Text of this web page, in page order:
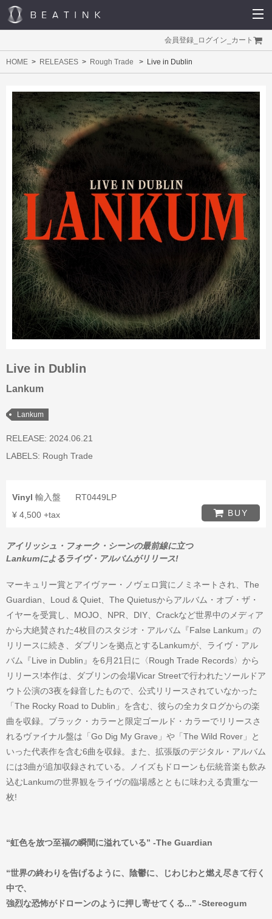
会員登録 ログイン カート
HOME RELEASES Rough Trade Live in Dublin
Live in Dublin
Lankum
Lankum
RELEASE: 2024.06.21
LABELS: Rough Trade
Vinyl 輸入盤
RT0449LP
¥ 4,500 +tax
BUY
アイリッシュ・フォーク・シーンの最前線に立つ
Lankumによるライヴ・アルバムがリリース!
マーキュリー賞とアイヴァー・ノヴェロ賞にノミネートされ、The
Guardian、Loud & Quiet、The Quietusからアルバム・オブ・ザ・
イヤーを受賞し、MOJO、NPR、DIY、Crackなど世界中のメディア
から大絶賛された4枚目のスタジオ・アルバム『False Lankum』の
リリースに続き、ダブリンを拠点とするLankumが、ライヴ・アル
バム『Live in Dublin』を6月21日に〈Rough Trade Records〉から
リリース!本作は、ダブリンの会場Vicar Streetで行われたソールドア
ウト公演の3夜を録音したもので、公式リリースされていなかった
「The Rocky Road to Dublin」を含む、彼らの全カタログからの楽
曲を収録。ブラック・カラーと限定ゴールド・カラーでリリースさ
れるヴァイナル盤は「Go Dig My Grave」や「The Wild Rover」と
いった代表作を含む6曲を収録。また、拡張版のデジタル・アルバム
には3曲が追加収録されている。ノイズもドローンも伝統音楽も飲み
込むLankumの世界観をライヴの臨場感とともに味わえる貴重な一
枚!
“虹色を放つ至福の瞬間に溢れている” -The Guardian
“世界の終わりを告げるように、陰鬱に、じわじわと燃え尽きて行く
中で、
強烈な恐怖がドローンのように押し寄せてくる...” -Stereogum